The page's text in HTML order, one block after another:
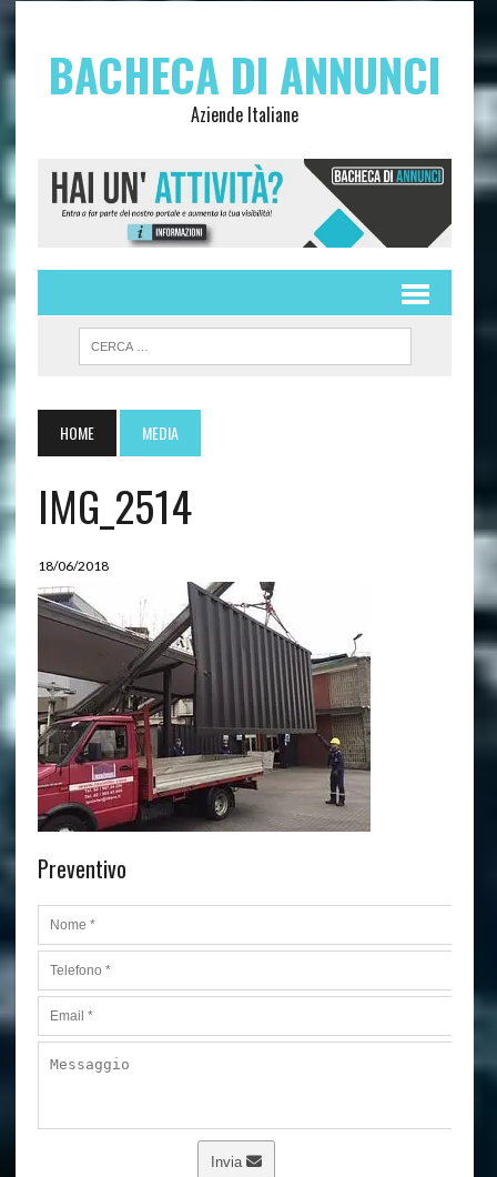
BACHECA DI ANNUNCI
Aziende Italiane
HOME MEDIA
IMG_2514
18/06/2018
Preventivo
Invia